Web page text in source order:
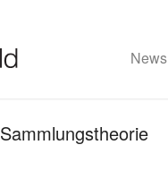
News
Sammlungstheorie